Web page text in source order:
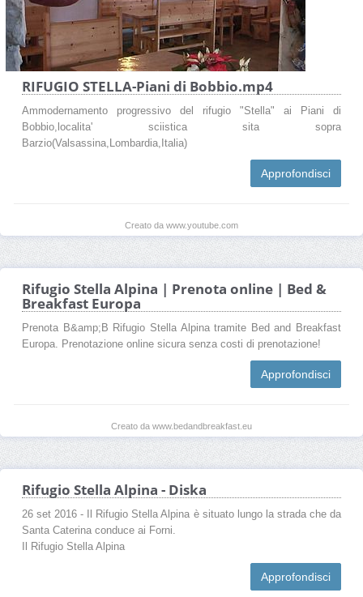
RIFUGIO STELLA-Piani di Bobbio.mp4
Ammodernamento progressivo del rifugio "Stella" ai Piani di
Bobbio,localita' sciistica sita sopra
Barzio(Valsassina,Lombardia,Italia)
Approfondisci
Creato da www.youtube.com
Rifugio Stella Alpina | Prenota online | Bed &
Breakfast Europa
Prenota B&amp;B Rifugio Stella Alpina tramite Bed and Breakfast
Europa. Prenotazione online sicura senza costi di prenotazione!
Approfondisci
Creato da www.bedandbreakfast.eu
Rifugio Stella Alpina - Diska
26 set 2016 - Il Rifugio Stella Alpina è situato lungo la strada che da
Santa Caterina conduce ai Forni.
Il Rifugio Stella Alpina
Approfondisci